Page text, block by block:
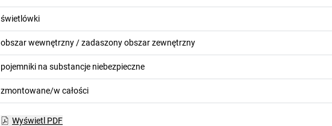
świetlówki
obszar wewnętrzny / zadaszony obszar zewnętrzny
pojemniki na substancje niebezpieczne
zmontowane/w całości
Wyświetl PDF